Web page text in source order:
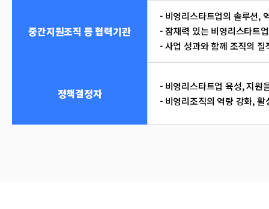
중간지원조직 등 협력기관
- 비영리스타트업의 솔루션,
- 잠재력 있는 비영리스타트
- 사업 성과와 함께 조직의
정책결정자
- 비영리스타트업 육성, 지원
- 비영리조직의 역량 강화,